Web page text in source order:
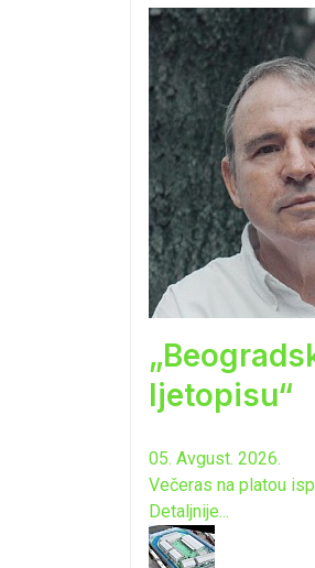
ljetopisu“
05. Avgust. 2026.
Večeras na platou
Detaljnije...